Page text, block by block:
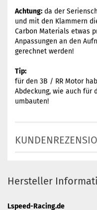
Achtung: da der
und mit den Klammern
Carbon Materials etwas
Anpassungen an den
gerechnet werden!
Tip:
für den 3B / RR Motor
Abdeckung, wie auch für
umbauten!
Hersteller
Lspeed-Racing.de